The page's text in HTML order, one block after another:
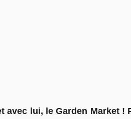
avec lui, le Garden Market !